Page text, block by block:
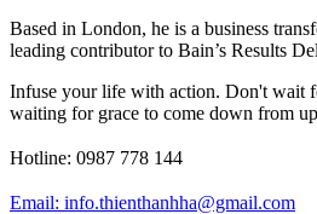
Based in London, he is a business
leading contributor to Bain’s Results
Infuse your life with action. Don't wait
waiting for grace to come down from
Hotline: 0987 778 144
Email: info.thienthanhha@gmail.com